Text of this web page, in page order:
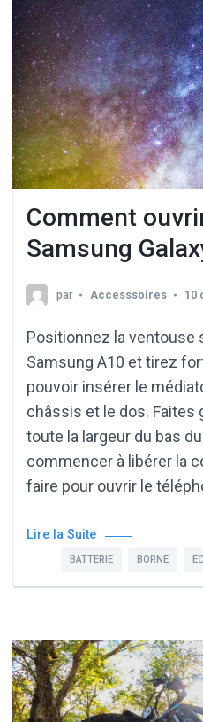
Comment
Samsung
par Accesssoires 10
Positionnez la ventouse
Samsung A10 et tirez
pouvoir insérer le
châssis et le dos. Faites
toute la largeur du bas
commencer à libérer la
faire pour ouvrir le
Lire la Suite
BATTERIE BORNE